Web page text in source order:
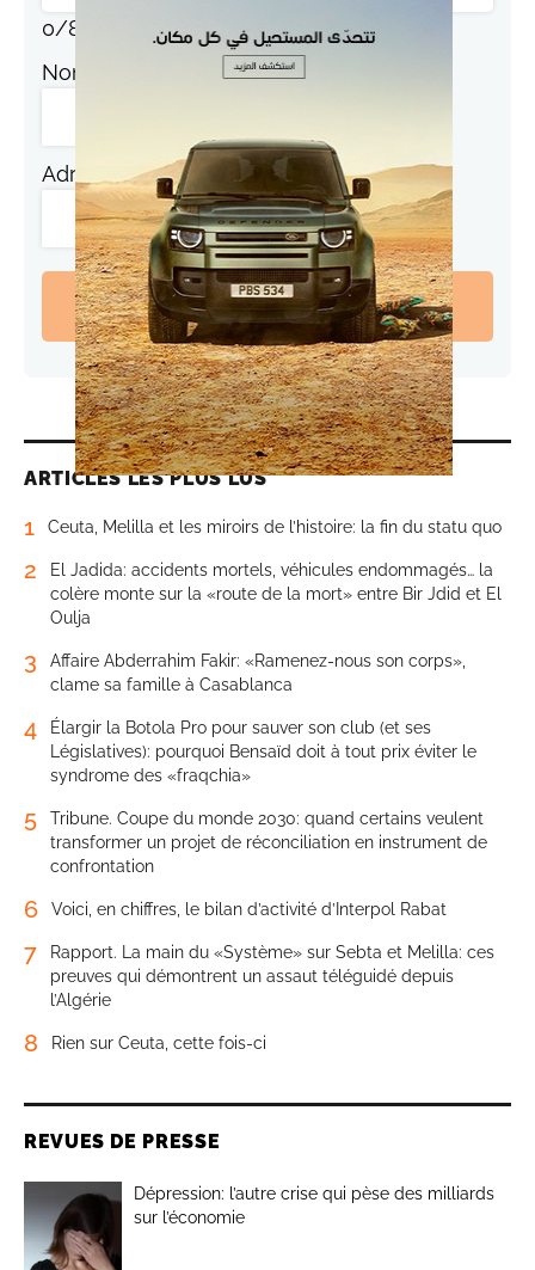
0/800
Nom
Adresse de messagerie
Laisser un commentaire
ARTICLES LES PLUS LUS
1 Ceuta, Melilla et les miroirs de l’histoire: la fin du statu quo
2
El Jadida: accidents mortels, véhicules endommagés… la
colère monte sur la «route de la mort» entre Bir Jdid et El
Oulja
3
Affaire Abderrahim Fakir: «Ramenez-nous son corps»,
clame sa famille à Casablanca
4
Élargir la Botola Pro pour sauver son club (et ses
Législatives): pourquoi Bensaïd doit à tout prix éviter le
syndrome des «fraqchia»
5
Tribune. Coupe du monde 2030: quand certains veulent
transformer un projet de réconciliation en instrument de
confrontation
6 Voici, en chiffres, le bilan d’activité d’Interpol Rabat
7
Rapport. La main du «Système» sur Sebta et Melilla: ces
preuves qui démontrent un assaut téléguidé depuis
l’Algérie
8 Rien sur Ceuta, cette fois-ci
REVUES DE PRESSE
Dépression: l’autre crise qui pèse des milliards
sur l’économie